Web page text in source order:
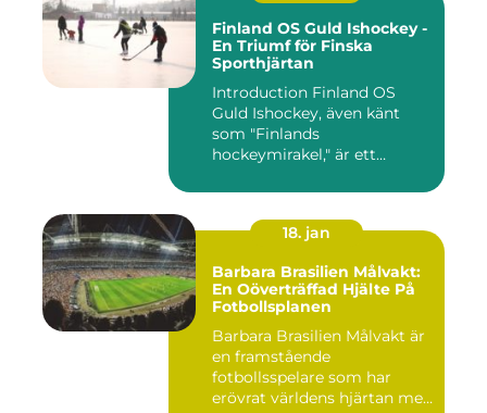
Finland OS Guld Ishockey -
En Triumf för Finska
Sporthjärtan
Introduction Finland OS
Guld Ishockey, även känt
som "Finlands
hockeymirakel," är ett
18. jan
Barbara Brasilien Målvakt:
En Oöverträffad Hjälte På
Fotbollsplanen
Barbara Brasilien Målvakt är
en framstående
fotbollsspelare som har
erövrat världens hjärtan med